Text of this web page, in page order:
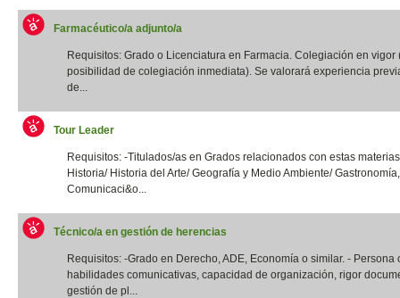
Farmacéutico/a adjunto/a
Requisitos: Grado o Licenciatura en Farmacia. Colegiación en vigor
posibilidad de colegiación inmediata). Se valorará experiencia
de...
Tour Leader
Requisitos: -Titulados/as en Grados relacionados con estas
Historia/ Historia del Arte/ Geografía y Medio Ambiente/ Gastronomía,
Comunicaci&o...
Técnico/a en gestión de herencias
Requisitos: -Grado en Derecho, ADE, Economía o similar. - Persona
habilidades comunicativas, capacidad de organización, rigor
gestión de pl...